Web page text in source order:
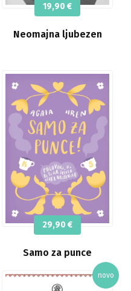
Neomajna ljubezen
19,90 €
Samo za punce
29,90 €